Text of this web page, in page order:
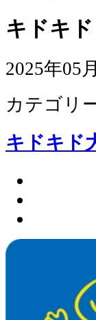
キドキ
2025年05
カテゴリ
キドキド